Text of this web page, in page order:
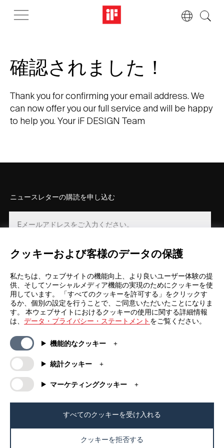
クッキーおよび客様のデータの保護
私たちは、ウェブサイトの機能向上、より良いユーザー体験の提
供、そしてソーシャルメディア機能の実現のためにクッキーを使
用しています。 「すべてのクッキーを許可する」をクリックす
るか、個別の設定を行うことで、ご同意いただいたことになりま
す。 本ウェブサイトにおけるクッキーの使用に関する詳細情報
は、 データ・プライバシー・ステートメント をご覧ください。
機能的なクッキー
統計クッキー
マーケティングクッキー
クッキーを拒否する
すべてのクッキーを受け入れる
確認されました！
Thank you for confirming your email address. We
can now offer you our full service and will be happy
to help you. Your iF DESIGN Team
FAQs
ダウンロード資料
抽選規約
ニュース / プレスリリース
連絡先
iFデザインアカデミー
ニュースレターの購読を申し込む
登録